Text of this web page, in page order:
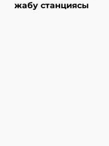
жабу станциясы